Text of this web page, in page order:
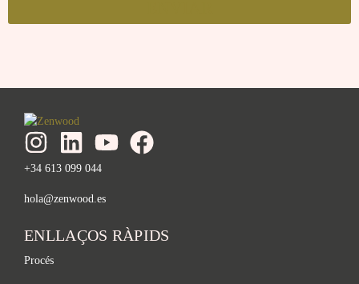
+34 613 099 044
hola@zenwood.es
ENLLAÇOS RÀPIDS
Procés